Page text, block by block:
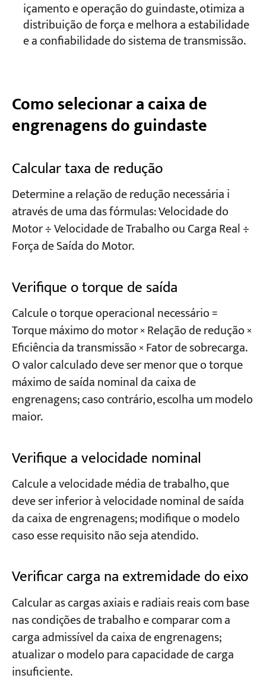
içamento e operação do guindaste, otimiza a
distribuição de força e melhora a estabilidade
e a confiabilidade do sistema de transmissão.
Como selecionar a caixa de
engrenagens do guindaste
Calcular taxa de redução
Determine a relação de redução necessária i
através de uma das fórmulas: Velocidade do
Motor ÷ Velocidade de Trabalho ou Carga Real ÷
Força de Saída do Motor.
Verifique o torque de saída
Calcule o torque operacional necessário =
Torque máximo do motor × Relação de redução ×
Eficiência da transmissão × Fator de sobrecarga.
O valor calculado deve ser menor que o torque
máximo de saída nominal da caixa de
engrenagens; caso contrário, escolha um modelo
maior.
Verifique a velocidade nominal
Calcule a velocidade média de trabalho, que
deve ser inferior à velocidade nominal de saída
da caixa de engrenagens; modifique o modelo
caso esse requisito não seja atendido.
Verificar carga na extremidade do eixo
Calcular as cargas axiais e radiais reais com base
nas condições de trabalho e comparar com a
carga admissível da caixa de engrenagens;
atualizar o modelo para capacidade de carga
insuficiente.